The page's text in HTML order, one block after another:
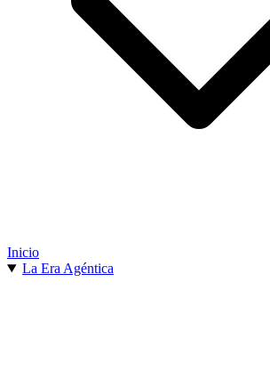
Inicio
La Era Agéntica